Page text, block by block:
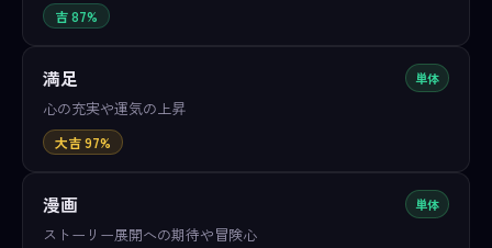
吉 87%
満足 単体
心の充実や運気の上昇
大吉 97%
漫画 単体
ストーリー展開への期待や冒険心